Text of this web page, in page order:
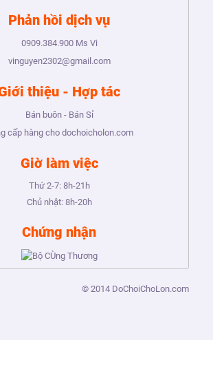
Phản hồi dịch vụ
0909.384.900Ms Vi
vinguyen2302@gmail.com
thiệu - Hợp tác
Bán buôn - Bán Sỉ
cấp hàng cho dochoicholon.com
Giờ làm việc
Thứ 2-7:8h-21h
Chủ nhật:8h-20h
Chứng nhận
© 2014 DoChoiChoLon.com